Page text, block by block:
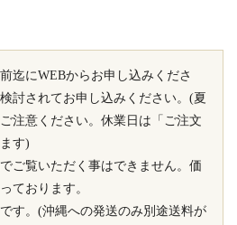
迄にWEBからお申し込みくださ
討されてお申し込みください。(夏
注意ください。休業日は「ご注文
す)
ご覧いただく事はできません。価
ております。
す。(沖縄への発送のみ別途送料が